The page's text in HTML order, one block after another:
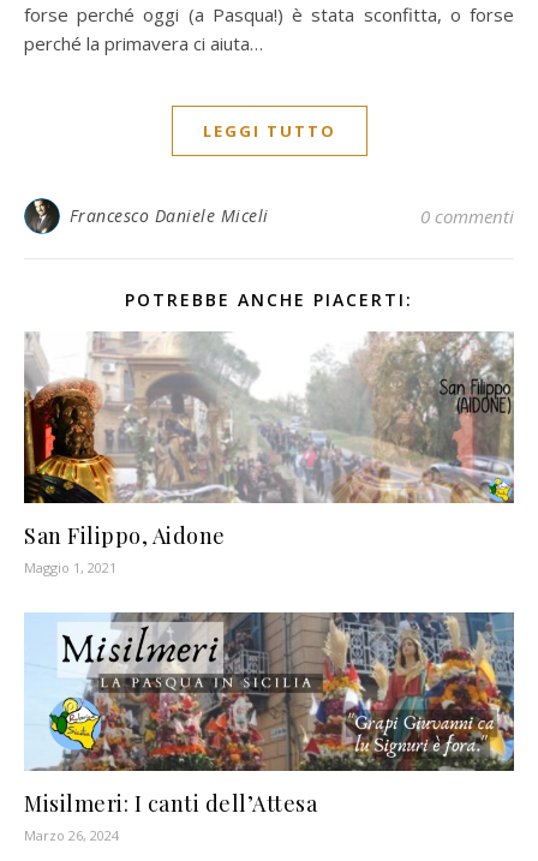
forse perché oggi (a Pasqua!) è stata sconfitta, o forse
perché la primavera ci aiuta…
LEGGI TUTTO
Francesco Daniele Miceli 0 commenti
POTREBBE ANCHE PIACERTI:
San Filippo, Aidone
Maggio 1, 2021
Misilmeri: I canti dell’Attesa
Marzo 26, 2024